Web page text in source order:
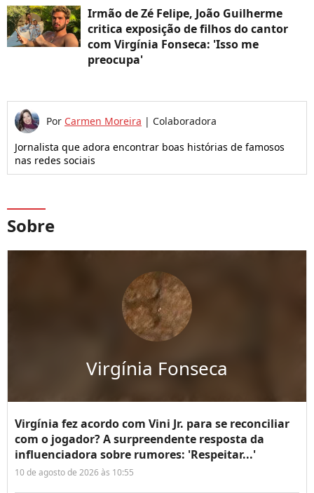
Irmão de Zé Felipe, João Guilherme
critica exposição de filhos do cantor
com Virgínia Fonseca: 'Isso me
preocupa'
Por Carmen Moreira | Colaboradora
Jornalista que adora encontrar boas histórias de famosos
nas redes sociais
Sobre
Virgínia Fonseca
Virgínia fez acordo com Vini Jr. para se reconciliar
com o jogador? A surpreendente resposta da
influenciadora sobre rumores: 'Respeitar...'
10 de agosto de 2026 às 10:55